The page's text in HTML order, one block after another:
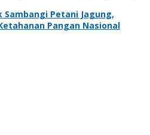
Sambangi Petani Jagung,
Pangan Nasional